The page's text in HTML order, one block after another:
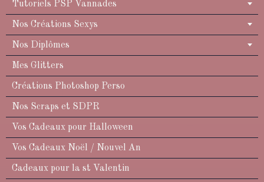
Tutoriels PSP Vannades
Nos Créations Sexys
Nos Diplômes
Mes Glitters
Créations Photoshop Perso
Nos Scraps et SDPR
Vos Cadeaux pour Halloween
Vos Cadeaux Noël / Nouvel An
Cadeaux pour la st Valentin